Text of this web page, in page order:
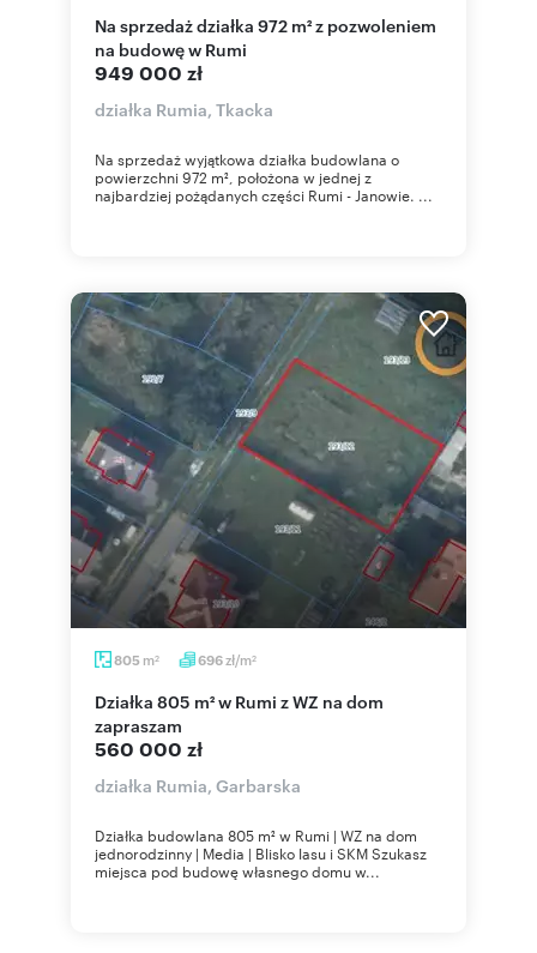
Na sprzedaż działka 972 m² z pozwoleniem
na budowę w Rumi
949 000 zł
działka Rumia, Tkacka
Na sprzedaż wyjątkowa działka budowlana o
powierzchni 972 m², położona w jednej z
najbardziej pożądanych części Rumi - Janowie. ...
805 m2 696zł/m2
Działka 805 m² w Rumi z WZ na dom
zapraszam
560 000 zł
działka Rumia, Garbarska
Działka budowlana 805 m² w Rumi | WZ na dom
jednorodzinny | Media | Blisko lasu i SKM Szukasz
miejsca pod budowę własnego domu w...